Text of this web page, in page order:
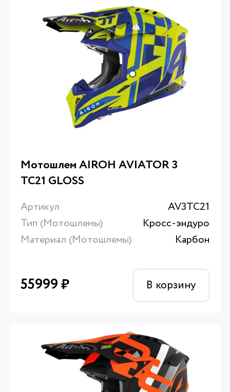
Мотошлем AIROH AVIATOR 3
TC21 GLOSS
Артикул
AV3TC21
Тип (Мотошлемы)
Кросс-эндуро
Материал (Мотошлемы)
Карбон
55999₽ В корзину